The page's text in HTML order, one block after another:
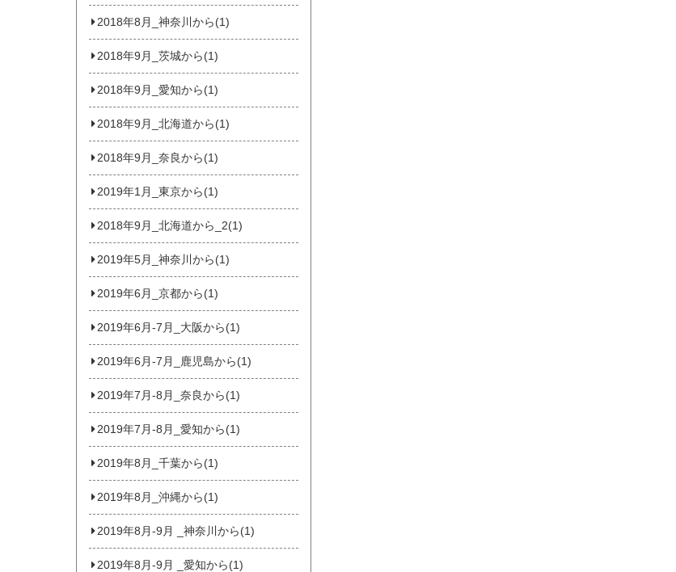
2018年8月_神奈川から(1)
2018年9月_茨城から(1)
2018年9月_愛知から(1)
2018年9月_北海道から(1)
2018年9月_奈良から(1)
2019年1月_東京から(1)
2018年9月_北海道から_2(1)
2019年5月_神奈川から(1)
2019年6月_京都から(1)
2019年6月-7月_大阪から(1)
2019年6月-7月_鹿児島から(1)
2019年7月-8月_奈良から(1)
2019年7月-8月_愛知から(1)
2019年8月_千葉から(1)
2019年8月_沖縄から(1)
2019年8月-9月 _神奈川から(1)
2019年8月-9月 _愛知から(1)